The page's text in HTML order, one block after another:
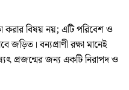
করার বিষয় নয়; এটি পরিবেশ ও
জড়িত। বন্যপ্রাণী রক্ষা মানেই
প্রজন্মের জন্য একটি নিরাপদ ও